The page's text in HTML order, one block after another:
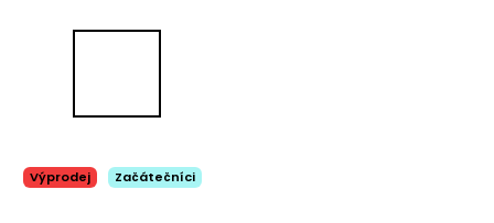
Výprodej Začátečníci